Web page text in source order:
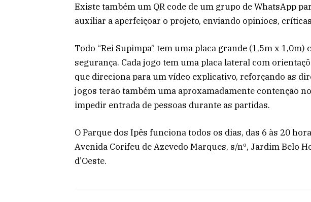
Existe também um QR code de um grupo de WhatsApp
auxiliar a aperfeiçoar o projeto, enviando opiniões,
Todo “Rei Supimpa” tem uma placa grande (1,5m x
segurança. Cada jogo tem uma placa lateral com
que direciona para um vídeo explicativo, reforçando as
jogos terão também uma aproxamadamente contenção
impedir entrada de pessoas durante as partidas.
O Parque dos Ipês funciona todos os dias, das 6 às 20
Avenida Corifeu de Azevedo Marques, s/nº, Jardim Belo
d’Oeste.